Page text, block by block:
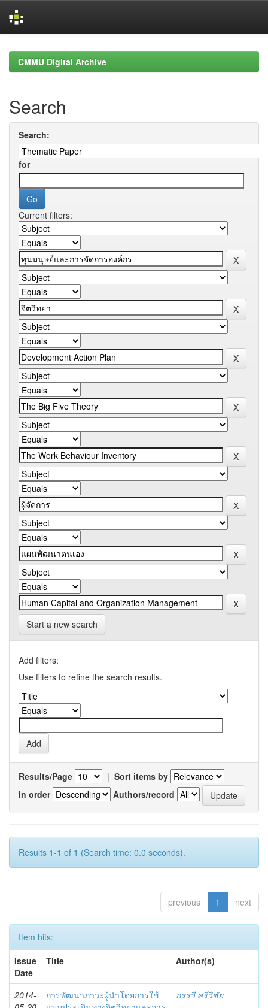
navigationCMMU Digital Archive
Search
Search:
for
Current filters:
Start a new search
Add filters:
Use filters to refine the search results.
Results/Page | Sort items by
In order
Authors/record
Results 1-1 of 1 (Search time: 0.0 seconds).
previous 1 next
Item hits:
Issue
Date
Title Author(s)
2014-
การพัฒนาภาวะผู้นำโดยการใช้
กรรวี ศรีวิชัย